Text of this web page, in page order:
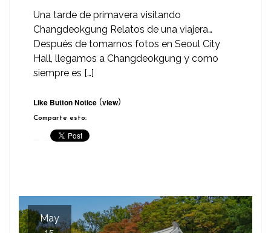
Una tarde de primavera visitando
Changdeokgung Relatos de una viajera…
Después de tomarnos fotos en Seoul City
Hall, llegamos a Changdeokgung y como
siempre es […]
Like Button Notice (view)
Comparte esto:
May